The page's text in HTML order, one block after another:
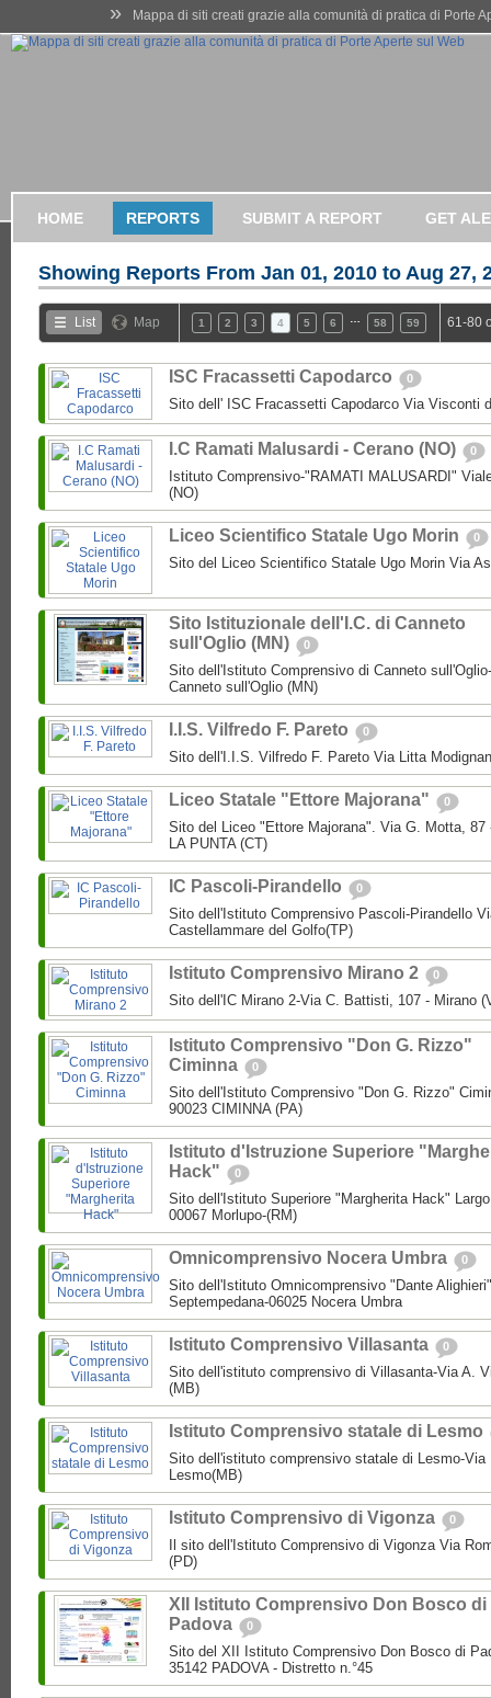
» Mappa di siti creati grazie alla comunità di pratica di Porte
HOME REPORTS SUBMIT A REPORT GET
Showing Reports From Jan 01, 2010 to Aug 27,
List Map 1 2 3 4 5 6 58 59 61-80
ISC Fracassetti Capodarco 0
Sito dell' ISC Fracassetti Capodarco Via Visconti
I.C Ramati Malusardi - Cerano (NO) 0
Istituto Comprensivo-"RAMATI MALUSARDI"
(NO)
Liceo Scientifico Statale Ugo Morin 0
Sito del Liceo Scientifico Statale Ugo Morin Via
Sito Istituzionale dell'I.C. di Canneto
sull'Oglio (MN)
0
Sito dell'Istituto Comprensivo di Canneto
Canneto sull'Oglio (MN)
I.I.S. Vilfredo F. Pareto 0
Sito dell'I.I.S. Vilfredo F. Pareto Via Litta
Liceo Statale "Ettore Majorana" 0
Sito del Liceo "Ettore Majorana". Via G. Motta, 87
LA PUNTA (CT)
IC Pascoli-Pirandello 0
Sito dell'Istituto Comprensivo Pascoli-Pirandello
Castellammare del Golfo(TP)
Istituto Comprensivo Mirano 2 0
Sito dell'IC Mirano 2-Via C. Battisti, 107 - Mirano
Istituto Comprensivo "Don G. Rizzo"
Ciminna
0
Sito dell'Istituto Comprensivo "Don G. Rizzo"
90023 CIMINNA (PA)
Istituto d'Istruzione Superiore
Hack"
0
Sito dell'Istituto Superiore "Margherita Hack"
00067 Morlupo-(RM)
Omnicomprensivo Nocera Umbra 0
Sito dell'Istituto Omnicomprensivo "Dante
Septempedana-06025 Nocera Umbra
Istituto Comprensivo Villasanta 0
Sito dell'istituto comprensivo di Villasanta-Via A.
(MB)
Istituto Comprensivo statale di Lesmo
Sito dell'istituto comprensivo statale di Lesmo-Via
Lesmo(MB)
Istituto Comprensivo di Vigonza 0
Il sito dell'Istituto Comprensivo di Vigonza Via
(PD)
XII Istituto Comprensivo Don Bosco di
Padova
0
Sito del XII Istituto Comprensivo Don Bosco di
35142 PADOVA - Distretto n.°45